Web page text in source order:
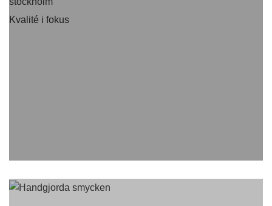
Kvalité i fokus